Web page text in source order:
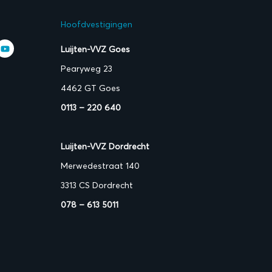
Hoofdvestigingen
Luijten-VVZ Goes
Pearyweg 23
4462 GT Goes
0113 – 220 640
Luijten-VVZ Dordrecht
Merwedestraat 140
3313 CS Dordrecht
078 – 613 5011